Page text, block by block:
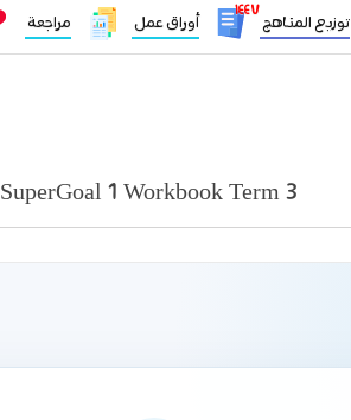
توزيع المناهج
١٤٤٧
أوراق عمل مراجعة
SuperGoal 1 Workbook Term 3